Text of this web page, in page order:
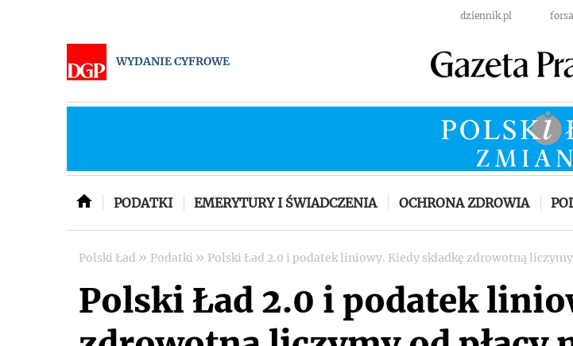
dziennik.pl
WYDANIE CYFROWE
PODATKI EMERYTURY I ŚWIADCZENIA OCHRONA ZDROWIA
Polski Ład » Podatki » Polski Ład 2.0 i podatek liniowy. Kiedy składkę zdrowotną
Polski Ład 2.0 i podatek